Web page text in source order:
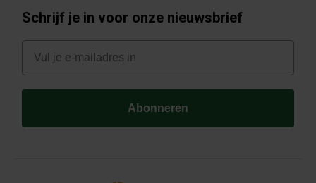
Schrijf je in voor onze nieuwsbrief
E-mail
Abonneren